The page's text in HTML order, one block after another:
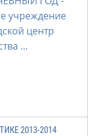
2013-2014